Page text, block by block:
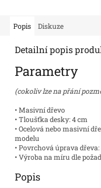
Popis Diskuze
Detailní popis
Parametry
(cokoliv lze na přání
• Masivní dřevo
• Tloušťka desky: 4 cm
• Ocelová nebo masivní
modelu
• Povrchová úprava
• Výroba na míru dle
Popis